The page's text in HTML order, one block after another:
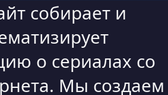
собирает и
о сериалах со
Мы создаем